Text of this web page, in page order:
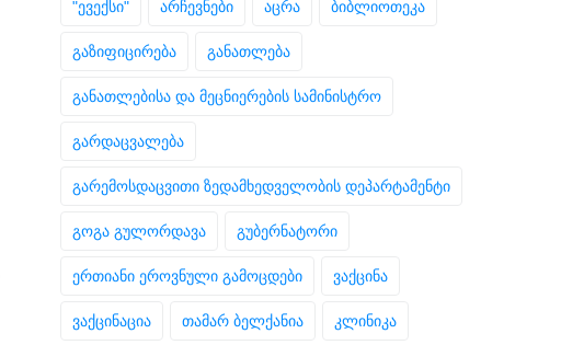
"ევექსი" არჩევნები აცრა ბიბლიოთეკა
გაზიფიცირება განათლება
განათლებისა და მეცნიერების სამინისტრო
გარდაცვალება
გარემოსდაცვითი ზედამხედველობის დეპარტამენტი
გოგა გულორდავა გუბერნატორი
ერთიანი ეროვნული გამოცდები ვაქცინა
ვაქცინაცია თამარ ბელქანია კლინიკა